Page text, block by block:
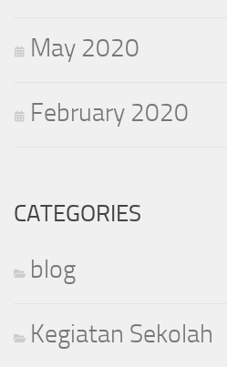
May 2020
February 2020
CATEGORIES
blog
Kegiatan Sekolah